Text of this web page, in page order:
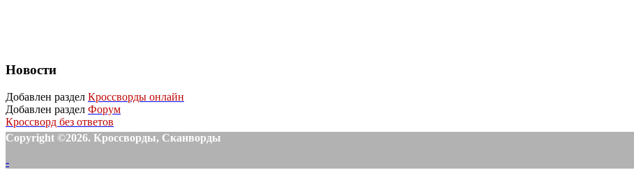
Новости
Добавлен раздел Кроссворды онлайн
Добавлен раздел Форум
Кроссворд без ответов
Copyright ©2026. Кроссворды, Сканворды
-